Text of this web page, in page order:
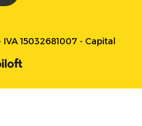
15032681007 - Capital